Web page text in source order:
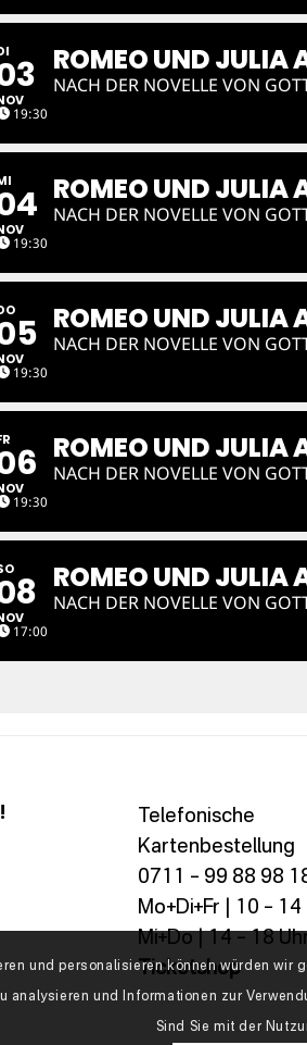
19:30
ROMEO UND JULIA
NACH DER NOVELLE VON
19:30
ROMEO UND JULIA
NACH DER NOVELLE VON
19:30
ROMEO UND JULIA
NACH DER NOVELLE VON
19:30
ROMEO UND JULIA
NACH DER NOVELLE VON
17:00
ROMEO UND JULIA
NACH DER NOVELLE VON
Telefonische
Kartenbestellung
0711 – 99 88 98
Mo+Di+Fr | 10 – 14
Mi+Do | 14 – 18
Ticketshop
und personalisieren können würden
und Informationen zur
Sind Sie mit der